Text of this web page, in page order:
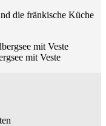
die fränkische Küche
mit Veste